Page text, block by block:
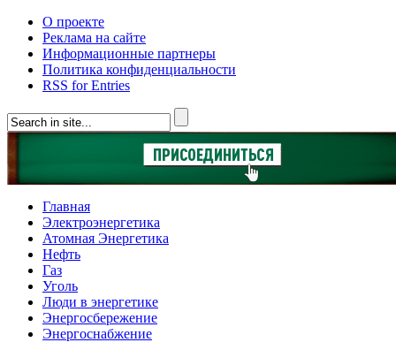
О проекте
Реклама на сайте
Информационные партнеры
Политика конфиденциальности
RSS for Entries
Главная
Электроэнергетика
Атомная Энергетика
Нефть
Газ
Уголь
Люди в энергетике
Энергосбережение
Энергоснабжение